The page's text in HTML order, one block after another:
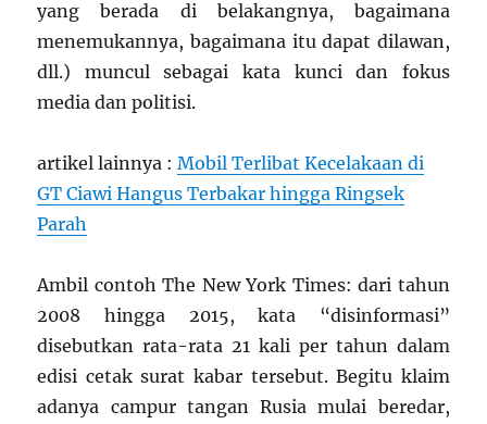
yang berada di belakangnya, bagaimana
menemukannya, bagaimana itu dapat dilawan,
dll.) muncul sebagai kata kunci dan fokus
media dan politisi.
artikel lainnya :Mobil Terlibat Kecelakaan di
GT Ciawi Hangus Terbakar hingga Ringsek
Parah
Ambil contoh The New York Times: dari tahun
2008 hingga 2015, kata “disinformasi”
disebutkan rata-rata 21 kali per tahun dalam
edisi cetak surat kabar tersebut. Begitu klaim
adanya campur tangan Rusia mulai beredar,